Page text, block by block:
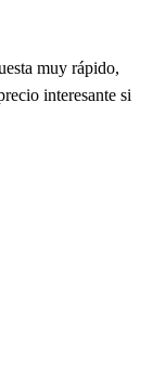
muy rápido,
interesante si